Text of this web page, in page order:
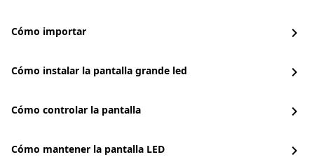
Cómo importar chevron_right
Cómo instalar la pantalla grande led chevron_right
Cómo controlar la pantalla chevron_right
Cómo mantener la pantalla LED chevron_right